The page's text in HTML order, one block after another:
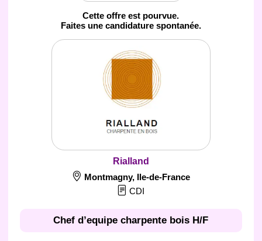
Cette offre est pourvue.
Faites une candidature spontanée.
Rialland
Montmagny, Ile-de-France
CDI
Chef d’equipe charpente bois H/F